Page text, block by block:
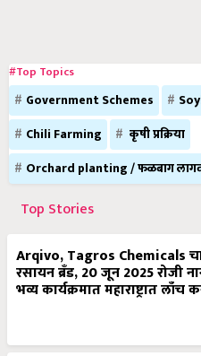
#Top Topics
Government Schemes
Chili Farming
कृषी प्रक्रिया
Orchard planting / फळबाग
Top Stories
Arqivo, Tagros Chemicals
रसायन ब्रँड, 20 जून 2025 रोजी
भव्य कार्यक्रमात महाराष्ट्रात